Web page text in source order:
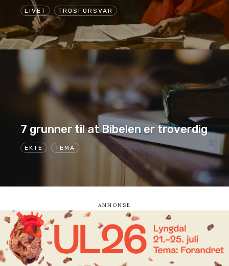
LIVET TROSFORSVAR
EKTE TEMA
7 grunner til at Bibelen er troverdig